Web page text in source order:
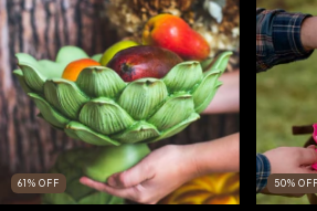
61 % OFF 50% OFF